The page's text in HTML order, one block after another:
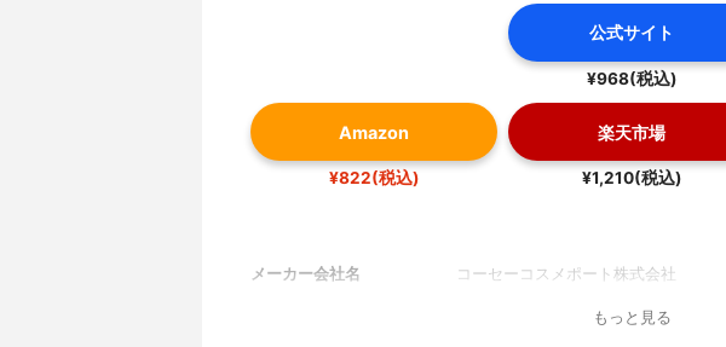
公式サイト
¥968(税込)
Amazon
¥822(税込)
楽天市場
¥1,210(税込)
メーカー会社名 コーセーコスメポート株式会社
もっと見る